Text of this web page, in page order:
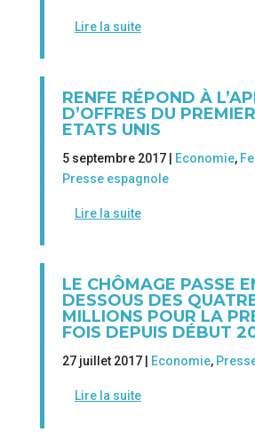
Lire la suite
RENFE RÉPOND À
D’OFFRES DU
ETATS UNIS
5 septembre 2017 | Economie,
Presse espagnole
Lire la suite
LE CHÔMAGE PASSE
DESSOUS DES
MILLIONS POUR LA
FOIS DEPUIS DÉBUT
27 juillet 2017 | Economie,
Lire la suite